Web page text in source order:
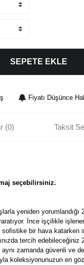
SEPETE EKLE
Fiyatı Düşünce
(0) Taksit
seçebilirsiniz.
yeniden
İnce işçilikle
bir hava
tercih edebileceğiniz
zamanda güvenli ve
koleksiyonunuzun en